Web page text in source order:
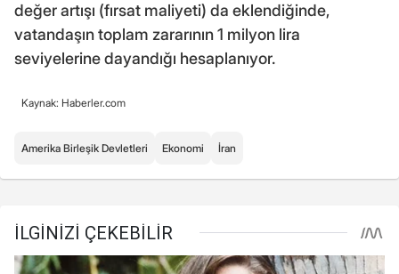
değer artışı (fırsat maliyeti) da eklendiğinde,
vatandaşın toplam zararının 1 milyon lira
seviyelerine dayandığı hesaplanıyor.
Kaynak: Haberler.com
Amerika Birleşik Devletleri Ekonomi İran